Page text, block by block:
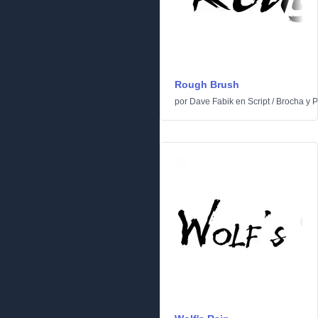
Rough Brush
por Dave Fabik en Script/ Brocha y